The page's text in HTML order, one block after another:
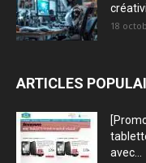
18
ARTICLES
avec...